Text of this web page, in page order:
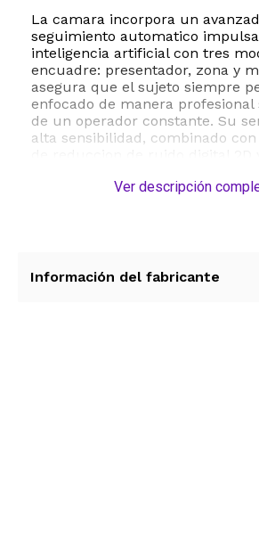
La camara incorpora un
seguimiento automatico
inteligencia artificial con tres
encuadre: presentador, zona y
asegura que el sujeto siempre
enfocado de manera profesional
de un operador constante. Su
alta sensibilidad, combinado
iluminacion extrema,
facilitando su integracion con
Ver descripción
Información del fabricante